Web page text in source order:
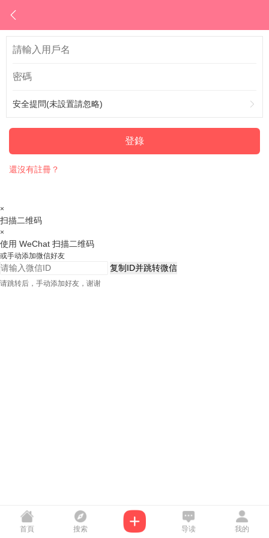
安全提問(未設置請忽略)
登錄
還沒有註冊？
×
扫描二维码
×
使用 WeChat 扫描二维码
或手动添加微信好友
复制ID并跳转微信
请跳转后，手动添加好友，谢谢
首頁 搜索 导读 我的